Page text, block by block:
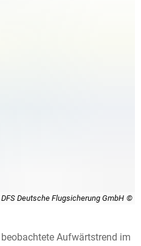
Deutsche Flugsicherung GmbH
Aufwärtstrend im